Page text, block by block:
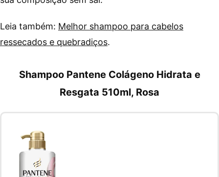
Leia também: Melhor shampoo para cabelos
ressecados e quebradiços.
Shampoo Pantene Colágeno Hidrata e
Resgata 510ml, Rosa